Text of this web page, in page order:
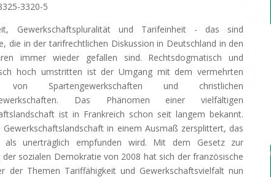
3320-5
Gewerkschaftspluralität und Tarifeinheit - das sind
die in der tarifrechtlichen Diskussion in Deutschland in den
immer wieder gefallen sind. Rechtsdogmatisch und
hoch umstritten ist der Umgang mit dem vermehrten
von Spartengewerkschaften und christlichen
Das Phänomen einer vielfältigen
ist in Frankreich schon seit langem bekannt.
in einem Ausmaß zersplittert, das
als unerträglich empfunden wird. Mit dem Gesetz zur
der sozialen Demokratie von 2008 hat sich der französische
der Themen Tariffähigkeit und Gewerkschaftsvielfalt nun